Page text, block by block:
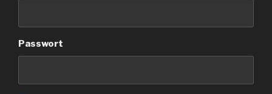
Passwort